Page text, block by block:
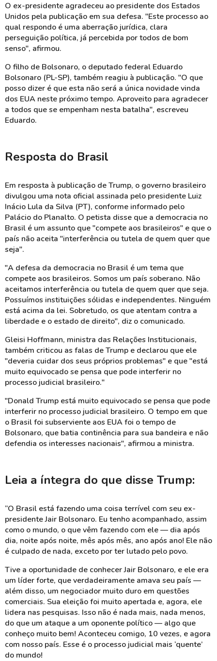
O ex-presidente agradeceu ao presidente dos Estados
Unidos pela publicação em sua defesa. "Este processo ao
qual respondo é uma aberração jurídica, clara
perseguição política, já percebida por todos de bom
senso", afirmou.
O filho de Bolsonaro, o deputado federal Eduardo
Bolsonaro (PL-SP), também reagiu à publicação. "O que
posso dizer é que esta não será a única novidade vinda
dos EUA neste próximo tempo. Aproveito para agradecer
a todos que se empenham nesta batalha", escreveu
Eduardo.
Resposta do Brasil
Em resposta à publicação de Trump, o governo brasileiro
divulgou uma nota oficial assinada pelo presidente Luiz
Inácio Lula da Silva (PT), conforme informado pelo
Palácio do Planalto. O petista disse que a democracia no
Brasil é um assunto que "compete aos brasileiros" e que o
país não aceita "interferência ou tutela de quem quer que
seja".
"A defesa da democracia no Brasil é um tema que
compete aos brasileiros. Somos um país soberano. Não
aceitamos interferência ou tutela de quem quer que seja.
Possuímos instituições sólidas e independentes. Ninguém
está acima da lei. Sobretudo, os que atentam contra a
liberdade e o estado de direito", diz o comunicado.
Gleisi Hoffmann, ministra das Relações Institucionais,
também criticou as falas de Trump e declarou que ele
"deveria cuidar dos seus próprios problemas" e que "está
muito equivocado se pensa que pode interferir no
processo judicial brasileiro."
"Donald Trump está muito equivocado se pensa que pode
interferir no processo judicial brasileiro. O tempo em que
o Brasil foi subserviente aos EUA foi o tempo de
Bolsonaro, que batia continência para sua bandeira e não
defendia os interesses nacionais", afirmou a ministra.
Leia a íntegra do que disse Trump:
“O Brasil está fazendo uma coisa terrível com seu ex-
presidente Jair Bolsonaro. Eu tenho acompanhado, assim
como o mundo, o que vêm fazendo com ele — dia após
dia, noite após noite, mês após mês, ano após ano! Ele não
é culpado de nada, exceto por ter lutado pelo povo.
Tive a oportunidade de conhecer Jair Bolsonaro, e ele era
um líder forte, que verdadeiramente amava seu país —
além disso, um negociador muito duro em questões
comerciais. Sua eleição foi muito apertada e, agora, ele
lidera nas pesquisas. Isso não é nada mais, nada menos,
do que um ataque a um oponente político — algo que
conheço muito bem! Aconteceu comigo, 10 vezes, e agora
com nosso país. Esse é o processo judicial mais ‘quente’
do mundo!